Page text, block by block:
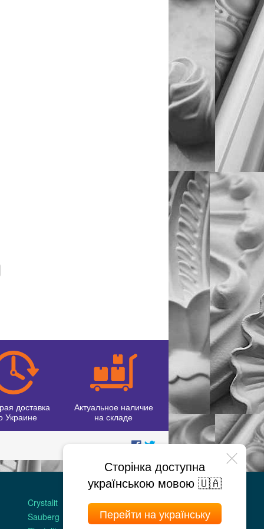
доставка
Украине
Актуальное наличие
на складе
Crystalit
Sauberg
МАГАЗИНЫ
Двери Omis
Stickerwall
Сторінка доступна
українською мовою 🇺🇦
Перейти на українську